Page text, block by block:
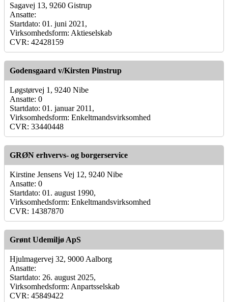
Sagavej 13, 9260 Gistrup
Ansatte:
Startdato: 01. juni 2021,
Virksomhedsform: Aktieselskab
CVR: 42428159
Godensgaard v/Kirsten Pinstrup
Løgstørvej 1, 9240 Nibe
Ansatte: 0
Startdato: 01. januar 2011,
Virksomhedsform: Enkeltmandsvirksomhed
CVR: 33440448
GRØN erhvervs- og borgerservice
Kirstine Jensens Vej 12, 9240 Nibe
Ansatte: 0
Startdato: 01. august 1990,
Virksomhedsform: Enkeltmandsvirksomhed
CVR: 14387870
Grønt Udemiljø ApS
Hjulmagervej 32, 9000 Aalborg
Ansatte:
Startdato: 26. august 2025,
Virksomhedsform: Anpartsselskab
CVR: 45849422